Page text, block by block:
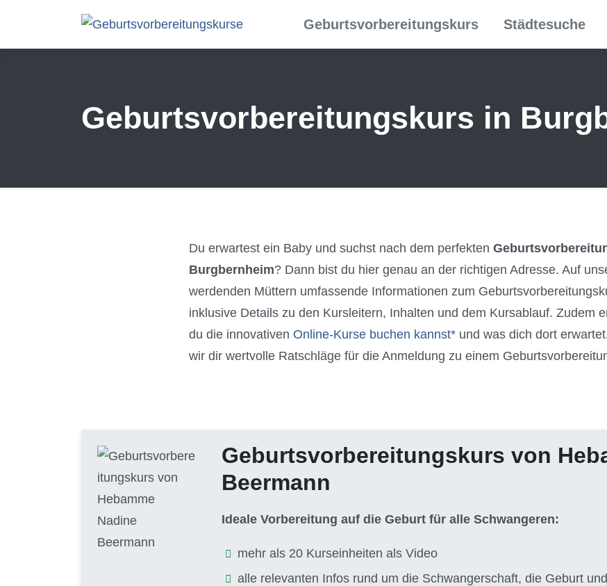
Geburtsvorbereitungskurs Städtesuche
Geburtsvorbereitungs­kurs in
Du erwartest ein Baby und suchst nach dem perfekten
Burgbernheim? Dann bist du hier genau an der richtigen Adresse. Auf
werdenden Müttern umfassende Informationen zum
inklusive Details zu den Kursleitern, Inhalten und dem Kursablauf. Zudem
du die innovativen Online-Kurse buchen kannst* und was dich dort
wir dir wertvolle Ratschläge für die Anmeldung zu einem
Geburtsvorbereitungskurs von
Beermann
Ideale Vorbereitung auf die Geburt für alle Schwangeren:
mehr als 20 Kurseinheiten als Video
alle relevanten Infos rund um die Schwangerschaft, die Geburt